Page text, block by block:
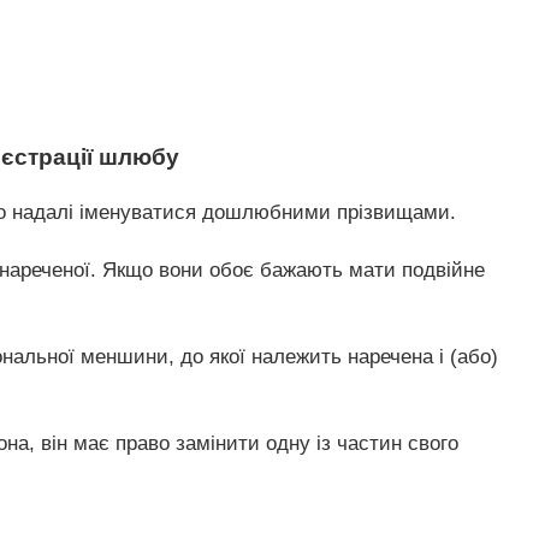
шлюбу
надалі іменуватися дошлюбними прізвищами.
Якщо вони обоє бажають мати подвійне
меншини, до якої належить наречена і (або)
він має право замінити одну із частин свого